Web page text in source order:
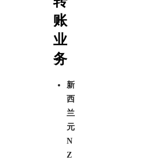
账
业
务
新
西
兰
元
N
Z